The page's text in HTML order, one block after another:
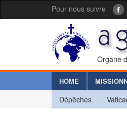
Pour nous suivre
Organe
HOME
Dépêches